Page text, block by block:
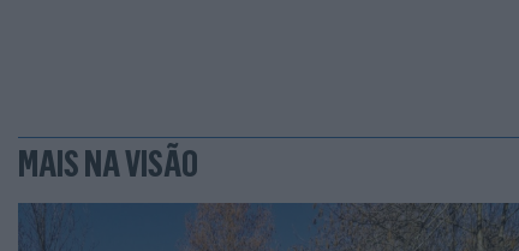
MAIS NA VISÃO